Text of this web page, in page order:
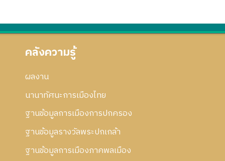
คลังความรู้
ผลงาน
นานาทัศนะการเมืองไทย
ฐานข้อมูลการเมืองการปกครอง
ฐานข้อมูลรางวัลพระปกเกล้า
ฐานข้อมูลการเมืองภาคพลเมือง